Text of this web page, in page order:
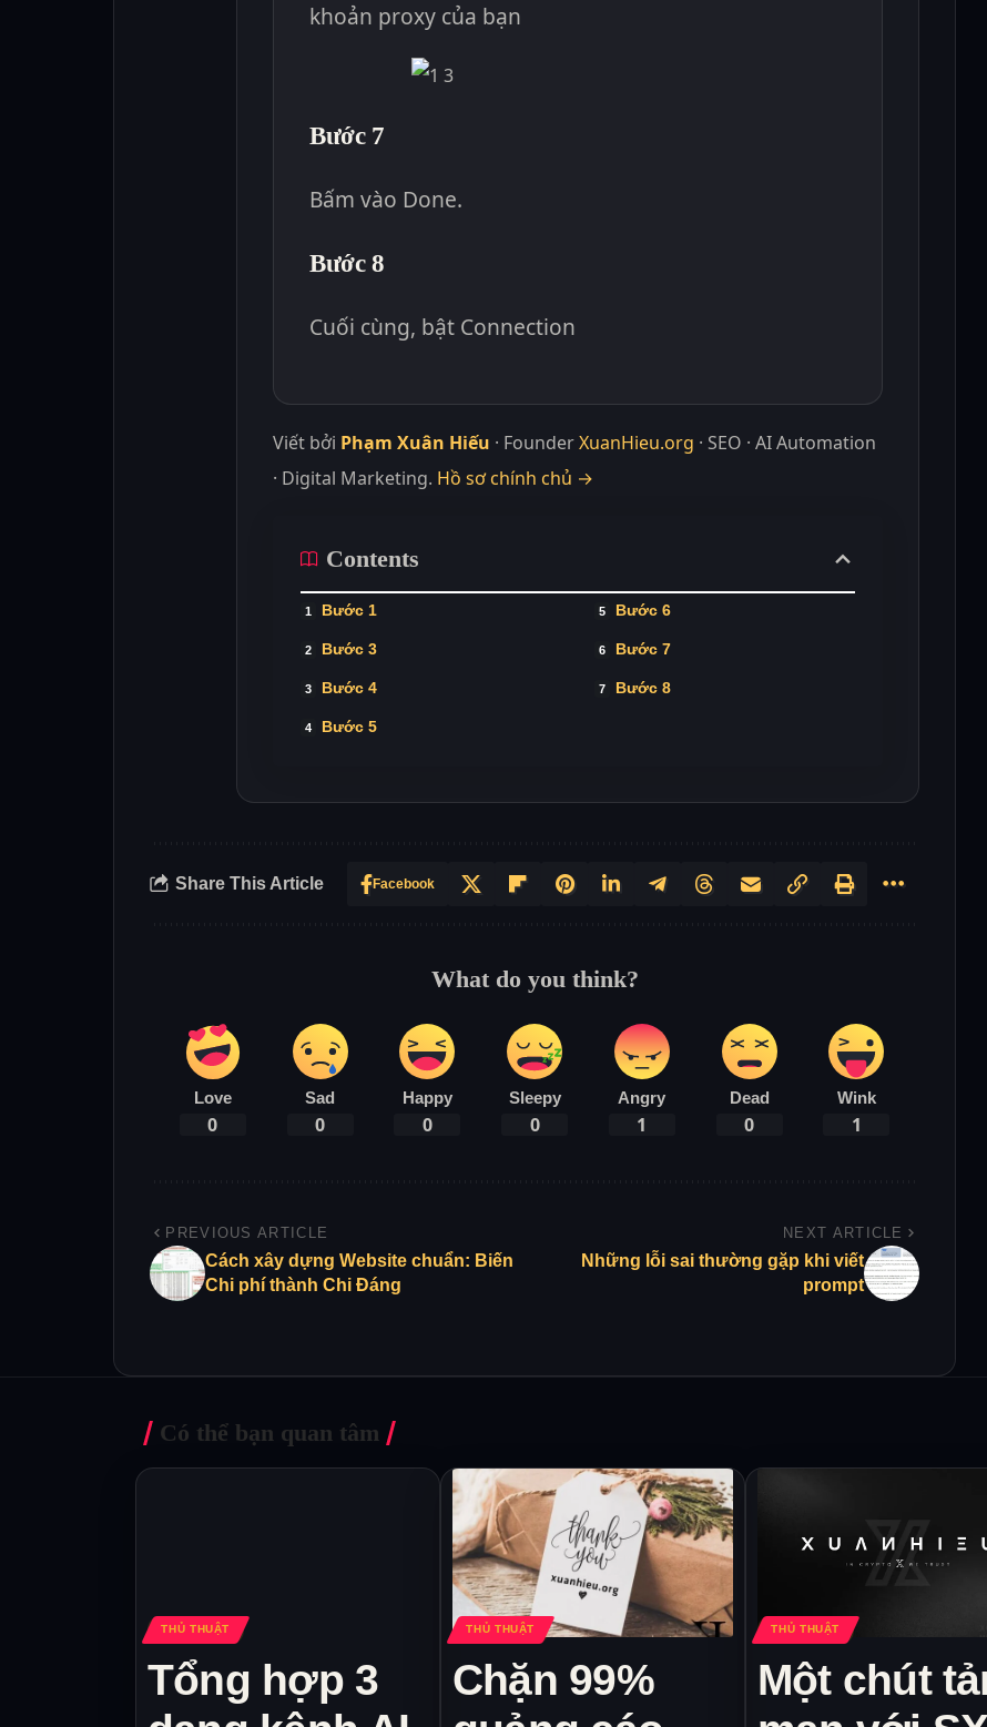
khoản proxy của bạn
Bước 7
Bấm vào Done.
Bước 8
Cuối cùng, bật Connection
Viết bởi Phạm Xuân Hiếu · FounderXuanHieu.org · SEO · AI Automation
· Digital Marketing. Hồ sơ chính chủ →
Contents
Bước 1
Bước 3
Bước 4
Bước 5
Bước 6
Bước 7
Bước 8
Share This Article Facebook
What do you think?
Love
0
Sad
0
Happy
0
Sleepy
0
Angry
1
Dead
0
Wink
1
PREVIOUS ARTICLE
Cách xây dựng Website chuẩn: Biến
Chi phí thành Chi Đáng
NEXT ARTICLE
Những lỗi sai thường gặp khi viết
prompt
Có thể bạn quan tâm
THỦ THUẬT
Tổng hợp 3
THỦ THUẬT
Chặn 99%
THỦ THUẬT
Một chút